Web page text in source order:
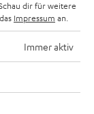
dir für weitere
Impressum an.
Immer aktiv